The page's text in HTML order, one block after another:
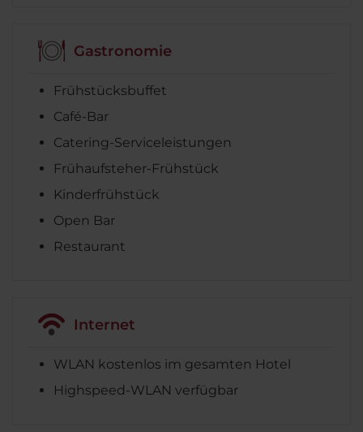
Gastronomie
Frühstücksbuffet
Café-Bar
Catering-Serviceleistungen
Frühaufsteher-Frühstück
Kinderfrühstück
Open Bar
Restaurant
Internet
WLAN kostenlos im gesamten Hotel
Highspeed-WLAN verfügbar